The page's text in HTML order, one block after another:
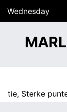
Wednesday
15/07/2026
13:40
Sterke